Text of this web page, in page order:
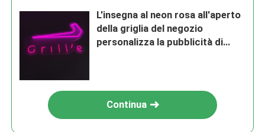
L'insegna al neon rosa all'aperto
della griglia del negozio
personalizza la pubblicità di
Continua